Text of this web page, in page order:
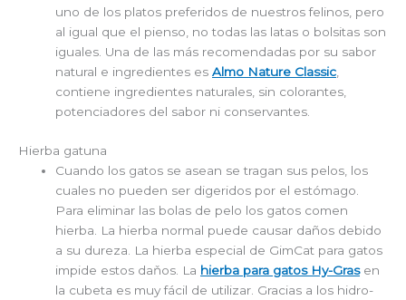
uno de los platos preferidos de nuestros felinos, pero
al igual que el pienso, no todas las latas o bolsitas son
iguales. Una de las más recomendadas por su sabor
natural e ingredientes esAlmo Nature Classic,
contiene ingredientes naturales, sin colorantes,
potenciadores del sabor ni conservantes.
Hierba gatuna
Cuando los gatos se asean se tragan sus pelos, los
cuales no pueden ser digeridos por el estómago.
Para eliminar las bolas de pelo los gatos comen
hierba. La hierba normal puede causar daños debido
a su dureza. La hierba especial de GimCat para gatos
impide estos daňos. La hierba para gatos Hy-Grasen
la cubeta es muy fácil de utilizar. Gracias a los hidro-